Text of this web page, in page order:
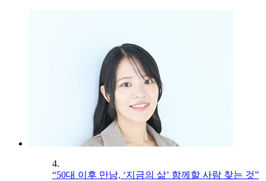
4.
“50대 이후 만남, ‘지금의 삶’ 함께할 사람 찾는 것”